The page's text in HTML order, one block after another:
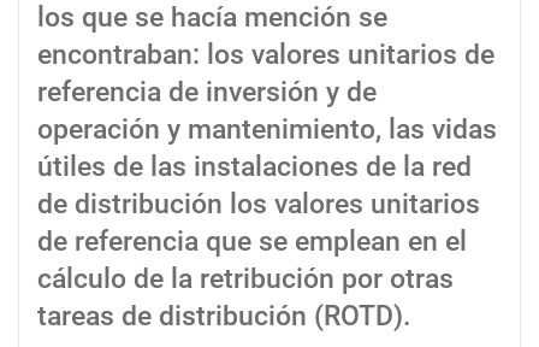
los que se hacía mención se
encontraban: los valores unitarios de
referencia de inversión y de
operación y mantenimiento, las vidas
útiles de las instalaciones de la red
de distribución los valores unitarios
de referencia que se emplean en el
cálculo de la retribución por otras
tareas de distribución (ROTD).